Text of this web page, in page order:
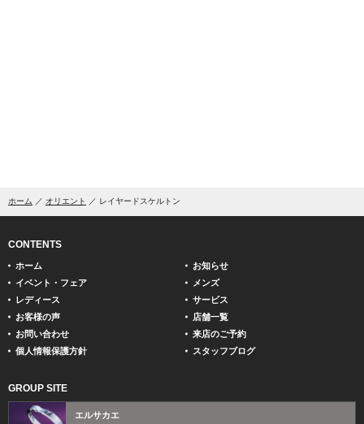
ホーム オリエント レイヤードスケルトン
CONTENTS
ホーム
お知らせ
イベント・フェア
メンズ
レディース
サービス
お客様の声
店舗一覧
お問い合わせ
来店のご予約
個人情報保護方針
スタッフブログ
GROUP SITE
エルサカエ